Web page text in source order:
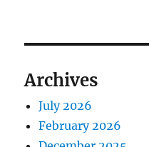
Archives
July 2026
February 2026